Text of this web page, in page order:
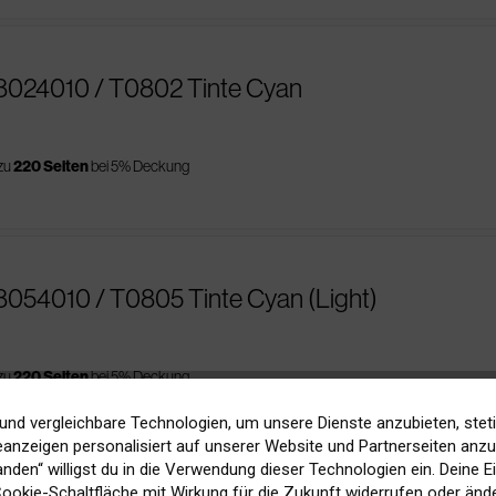
/ T0802 Tinte Cyan
220 Seitenbei 5% Deckung
/ T0805 Tinte Cyan (Light)
220 Seitenbei 5% Deckung
vergleichbare Technologien, um unsere Dienste anzubieten,
personalisiert auf unserer Website und Partnerseiten
willigst du in die Verwendung dieser Technologien ein. Deine